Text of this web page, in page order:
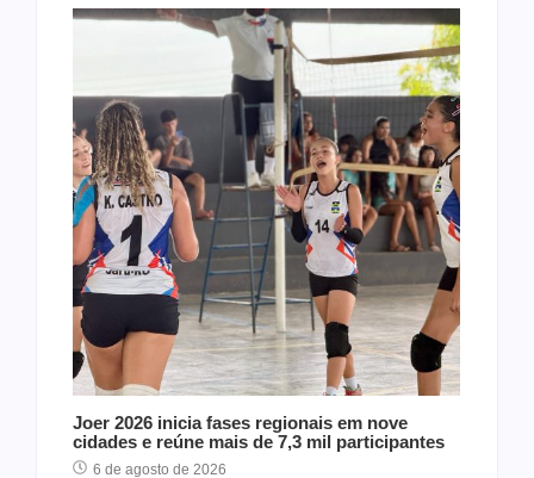
Joer 2026 inicia fases regionais em nove
cidades e reúne mais de 7,3 mil participantes
6 de agosto de 2026